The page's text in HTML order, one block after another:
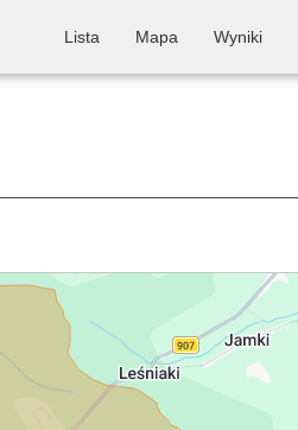
Lista Mapa Wyniki